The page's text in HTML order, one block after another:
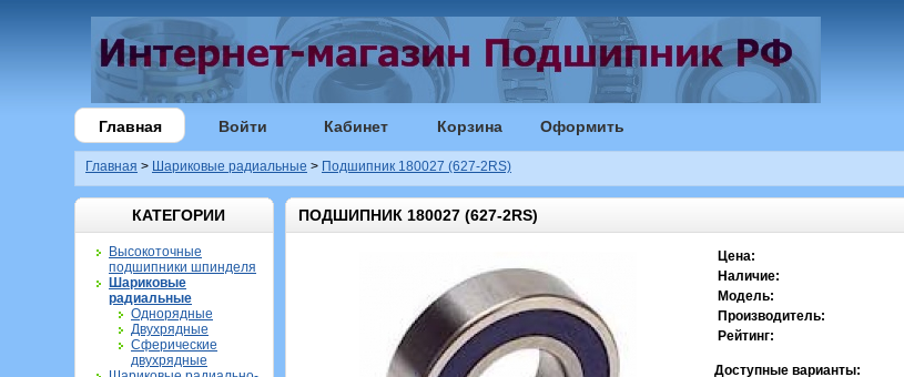
Главная Войти Кабинет Корзина Оформить
Главная > Шариковые радиальные > Подшипник 180027 (627-2RS)
КАТЕГОРИИ
Высокоточные
подшипники шпинделя
Шариковые
радиальные
Однорядные
Двухрядные
Сферические
двухрядные
ПОДШИПНИК 180027 (627-2RS)
Цена:
Наличие:
Модель:
Производитель:
Рейтинг:
Доступные варианты: